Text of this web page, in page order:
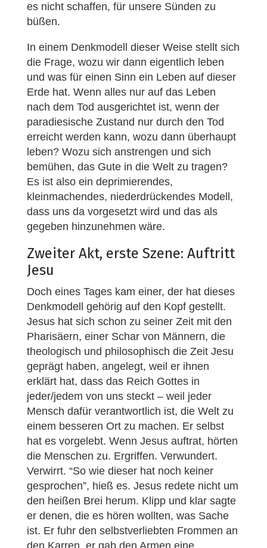
es nicht schaffen, für unsere Sünden zu
büßen.
In einem Denkmodell dieser Weise stellt sich
die Frage, wozu wir dann eigentlich leben
und was für einen Sinn ein Leben auf dieser
Erde hat. Wenn alles nur auf das Leben
nach dem Tod ausgerichtet ist, wenn der
paradiesische Zustand nur durch den Tod
erreicht werden kann, wozu dann überhaupt
leben? Wozu sich anstrengen und sich
bemühen, das Gute in die Welt zu tragen?
Es ist also ein deprimierendes,
kleinmachendes, niederdrückendes Modell,
dass uns da vorgesetzt wird und das als
gegeben hinzunehmen wäre.
Zweiter Akt, erste Szene: Auftritt
Jesu
Doch eines Tages kam einer, der hat dieses
Denkmodell gehörig auf den Kopf gestellt.
Jesus hat sich schon zu seiner Zeit mit den
Pharisäern, einer Schar von Männern, die
theologisch und philosophisch die Zeit Jesu
geprägt haben, angelegt, weil er ihnen
erklärt hat, dass das Reich Gottes in
jeder/jedem von uns steckt – weil jeder
Mensch dafür verantwortlich ist, die Welt zu
einem besseren Ort zu machen. Er selbst
hat es vorgelebt. Wenn Jesus auftrat, hörten
die Menschen zu. Ergriffen. Verwundert.
Verwirrt. “So wie dieser hat noch keiner
gesprochen”, hieß es. Jesus redete nicht um
den heißen Brei herum. Klipp und klar sagte
er denen, die es hören wollten, was Sache
ist. Er fuhr den selbstverliebten Frommen an